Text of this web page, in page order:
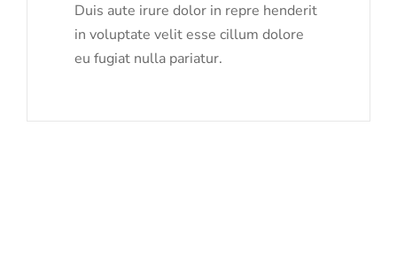
Duis aute irure dolor in repre henderit
in voluptate velit esse cillum dolore
eu fugiat nulla pariatur.